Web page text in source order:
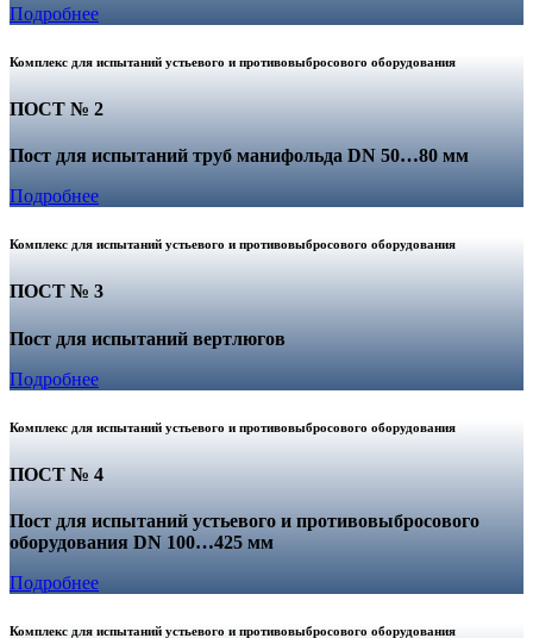
Подробнее
Комплекс для испытаний устьевого и противовыбросового оборудования
ПОСТ № 2
Пост для испытаний труб манифольда DN 50…80 мм
Подробнее
Комплекс для испытаний устьевого и противовыбросового оборудования
ПОСТ № 3
Пост для испытаний вертлюгов
Подробнее
Комплекс для испытаний устьевого и противовыбросового оборудования
ПОСТ № 4
Пост для испытаний устьевого и противовыбросового
оборудования DN 100…425 мм
Подробнее
Комплекс для испытаний устьевого и противовыбросового оборудования